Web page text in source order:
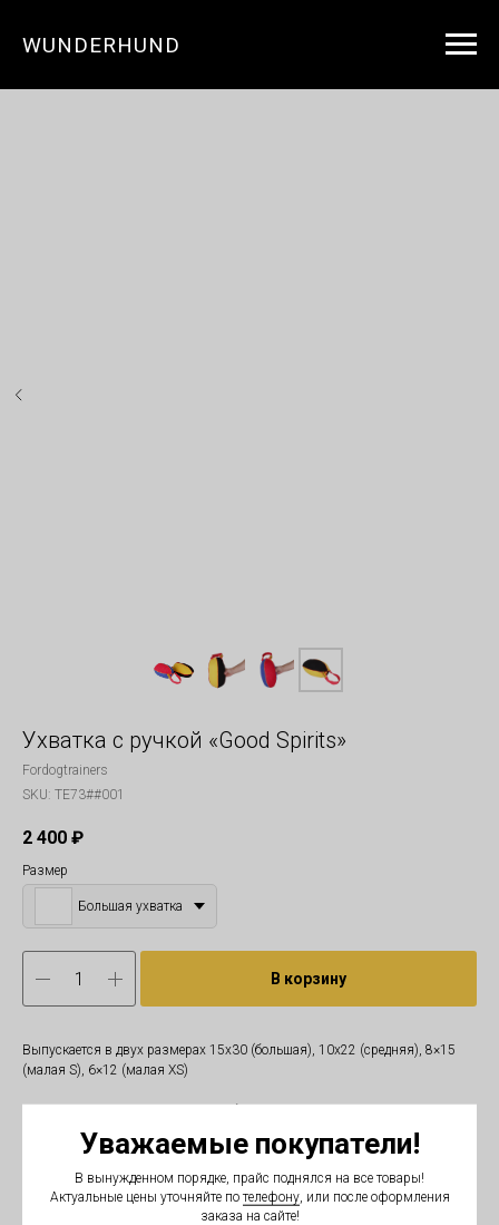
WUNDERHUND
Уважаемые покупатели!
В вынужденном порядке, прайс поднялся на все товары!
Актуальные цены уточняйте по телефону, или после оформления
заказа на сайте!
Ухватка с ручкой «Good Spirits»
Fordogtrainers
SKU: TE73##001
2 400 ₽
Размер
Большая ухватка
В корзину
Выпускается в двух размерах 15x30 (большая), 10x22 (средняя), 8×15
(малая S), 6×12 (малая XS)
мотивацию во время дрессировочных занятий. Данную ухватку можно
использовать как апортировочный предмет, также она пригодится в
подготовке собак к работе с дрессировочным рукавом. При изготовлении
рукава используется идентичная ткань, собака привыкает к материалу и
потом легче идет на рукав. Отлично подходит для высыла в мондьоринге,